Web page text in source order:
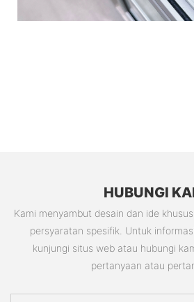
HUBUNGI
Kami menyambut desain dan ide
persyaratan spesifik. Untuk
kunjungi situs web atau hubungi
pertanyaan atau